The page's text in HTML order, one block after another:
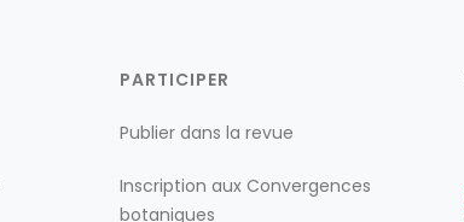
PARTICIPER
Publier dans la revue
Inscription aux Convergences
botaniques